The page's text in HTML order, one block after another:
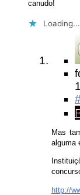
canudo!
Loading...
Mas
alguma
http://